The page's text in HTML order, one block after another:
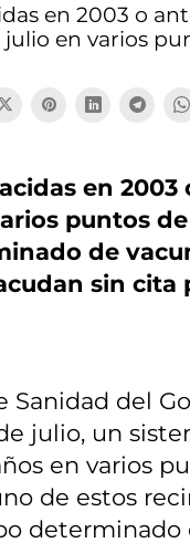
en 2003 o
en varios
en
puntos
de
sin cita
Sanidad del
julio, un
en varios
de estos
determinado